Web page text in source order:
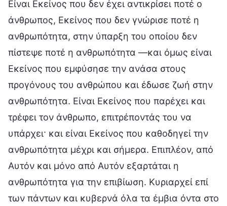
Είναι Εκείνος που δεν έχει αντικρίσει ποτέ ο
άνθρωπος, Εκείνος που δεν γνώρισε ποτέ η
ανθρωπότητα, στην ύπαρξη του οποίου δεν
πίστεψε ποτέ η ανθρωπότητα —και όμως είναι
Εκείνος που εμφύσησε την ανάσα στους
προγόνους του ανθρώπου και έδωσε ζωή στην
ανθρωπότητα. Είναι Εκείνος που παρέχει και
τρέφει τον άνθρωπο, επιτρέποντάς του να
υπάρχει· και είναι Εκείνος που καθοδηγεί την
ανθρωπότητα μέχρι και σήμερα. Επιπλέον, από
Αυτόν και μόνο από Αυτόν εξαρτάται η
ανθρωπότητα για την επιβίωση. Κυριαρχεί επί
των πάντων και κυβερνά όλα τα έμβια όντα στο